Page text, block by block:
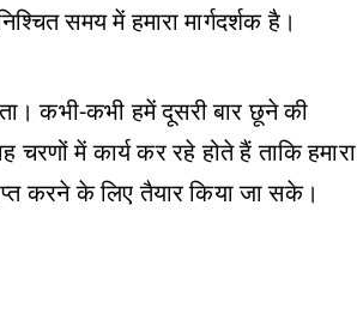
समय में हमारा मार्गदर्शक है।
कभी-कभी हमें दूसरी बार छूने की
में कार्य कर रहे होते हैं ताकि हमारा
करने के लिए तैयार किया जा सके।